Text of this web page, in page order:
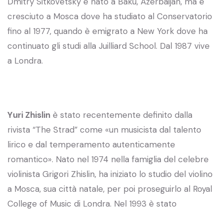
cresciuto a Mosca dove ha studiato al Conservatorio
fino al 1977, quando è emigrato a New York dove ha
continuato gli studi alla Juilliard School. Dal 1987 vive
a Londra.
Yuri Zhislin è stato recentemente definito dalla
rivista “The Strad” come «un musicista dal talento
lirico e dal temperamento autenticamente
romantico». Nato nel 1974 nella famiglia del celebre
violinista Grigori Zhislin, ha iniziato lo studio del violino
a Mosca, sua città natale, per poi proseguirlo al Royal
College of Music di Londra. Nel 1993 è stato